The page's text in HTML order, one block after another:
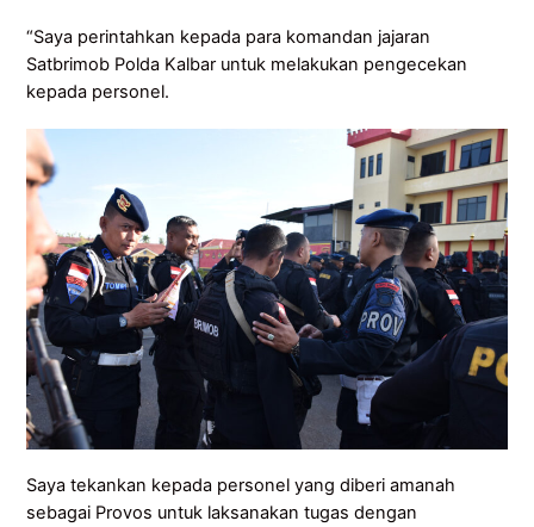
“Saya perintahkan kepada para komandan jajaran
Satbrimob Polda Kalbar untuk melakukan pengecekan
kepada personel.
Saya tekankan kepada personel yang diberi amanah
sebagai Provos untuk laksanakan tugas dengan